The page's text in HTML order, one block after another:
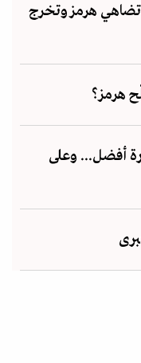
تضاهي هرمز وتخرج
هرمز؟
أفضل... وعلى